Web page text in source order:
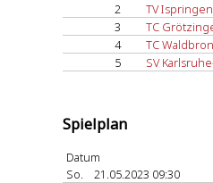
2
TV
3
TC
4
TC
5
SV
Spielplan
Datum
So.
21.05.2023 09:30